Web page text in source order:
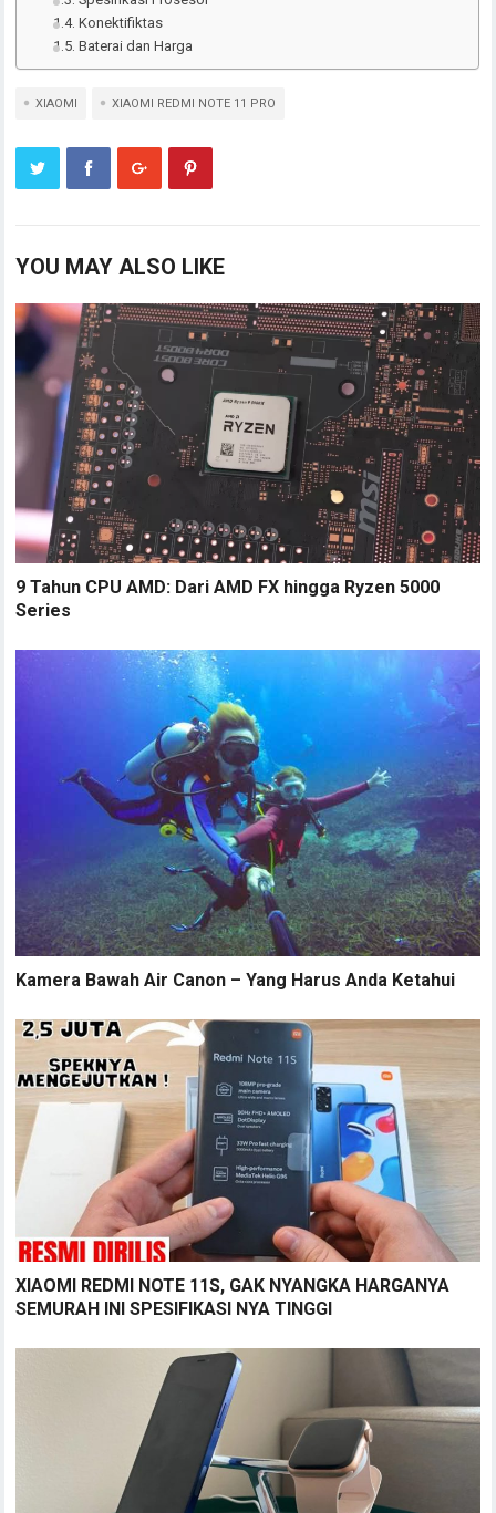
Konektifiktas
Baterai dan Harga
XIAOMI XIAOMI REDMI NOTE 11 PRO
YOU MAY ALSO LIKE
9 Tahun CPU AMD: Dari AMD FX hingga Ryzen 5000
Series
Kamera Bawah Air Canon – Yang Harus Anda Ketahui
XIAOMI REDMI NOTE 11S, GAK NYANGKA HARGANYA
SEMURAH INI SPESIFIKASI NYA TINGGI